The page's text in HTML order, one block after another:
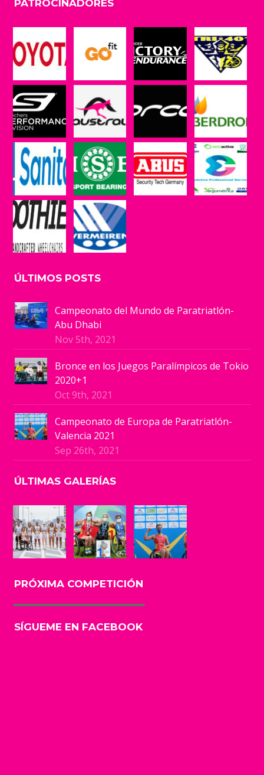
PATROCINADORES
ÚLTIMOS POSTS
Campeonato del Mundo de Paratriatlón-
Abu Dhabi
Nov 5th, 2021
Bronce en los Juegos Paralímpicos de Tokio
2020+1
Oct 9th, 2021
Campeonato de Europa de Paratriatlón-
Valencia 2021
Sep 26th, 2021
ÚLTIMAS GALERÍAS
PRÓXIMA COMPETICIÓN
SÍGUEME EN FACEBOOK